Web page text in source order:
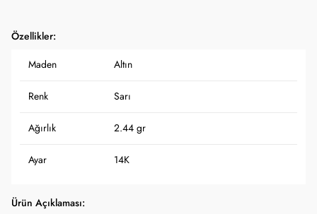
Özellikler:
Maden Altın
Renk Sarı
Ağırlık 2.44 gr
Ayar 14K
Ürün Açıklaması: